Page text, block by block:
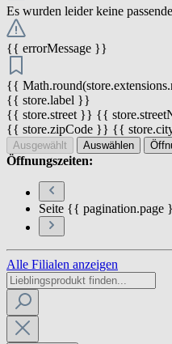
Es wurden leider keine
{{ errorMessage }}
{{
{{ store.label }}
{{ store.street }} {{
{{ store.zipCode }} {{
Ausgewählt Auswählen
Öffnungszeiten:
Seite {{
Alle Filialen anzeigen